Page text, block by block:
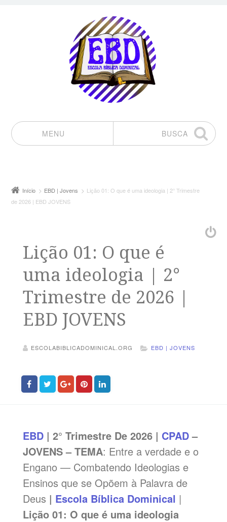
MENU
BUSCA
Início EBD | Jovens
Lição 01: O que é uma ideologia | 2° Trimestre
de 2026 | EBD JOVENS
Lição 01: O que é
uma ideologia | 2°
Trimestre de 2026 |
EBD JOVENS
ESCOLABIBLICADOMINICAL.ORG EBD | JOVENS
EBD| 2° Trimestre De 2026 | CPAD–
JOVENS – TEMA: Entre a verdade e o
Engano — Combatendo Ideologias e
Ensinos que se Opõem à Palavra de
Deus | Escola Bíblica Dominical |
Lição 01: O que é uma ideologia